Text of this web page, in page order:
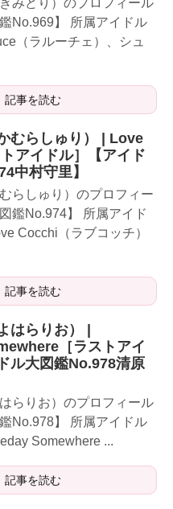
No.969】 所属アイドル
（ラルーチェ）、シュ
記事を読む
むらしゅり） | Love
アイドル］【アイド
中村守里】
らしゅり）のプロフィー
鑑No.974】 所属アイド
Cocchi（ラブコッチ）
記事を読む
はらりお） |
［ラストアイ
ル大図鑑No.978清原
らりお）のプロフィール
No.978】 所属アイドル
Somewhere ...
記事を読む